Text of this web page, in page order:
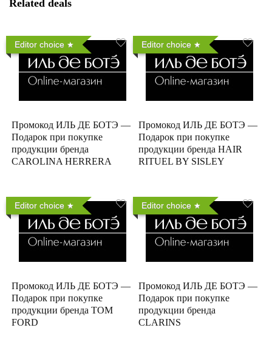
Related deals
Editor choice
Промокод ИЛЬ ДЕ БОТЭ —
Подарок при покупке
продукции бренда
CAROLINA HERRERA
Editor choice
Промокод ИЛЬ ДЕ БОТЭ —
Подарок при покупке
продукции бренда HAIR
RITUEL BY SISLEY
Editor choice
Промокод ИЛЬ ДЕ БОТЭ —
Подарок при покупке
продукции бренда TOM
FORD
Editor choice
Промокод ИЛЬ ДЕ БОТЭ —
Подарок при покупке
продукции бренда
CLARINS